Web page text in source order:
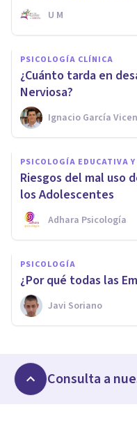
U M
PSICOLOGÍA CLÍNICA
¿Cuánto tarda en
Nerviosa?
Ignacio García
PSICOLOGÍA EDUCATIVA
Riesgos del mal uso
los Adolescentes
Adhara Psicología
PSICOLOGÍA
¿Por qué todas las
Javi Soriano
Consulta a